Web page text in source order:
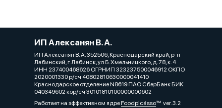
ИП Алексанян В. А.
ИП Алексанян В. А. 352506, Краснодарский край, р-н
Лабинский, г. Лабинск, ул Б.Хмельницкого, д. 78, к. 4
ИНН 237400468626 ОГРНИП 323237500046912 ОКПО
2020001330 р/сч 40802810630000041410
Краснодарское отделение N8619 ПАО СберБанк БИК
040349602 кор/сч 30101810100000000602
Работает на эффективном ядреFoodpicássover. 3.2